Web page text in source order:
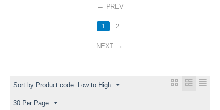
PREV
1 2
NEXT
Sort by Product code: Low to High
30 Per Page